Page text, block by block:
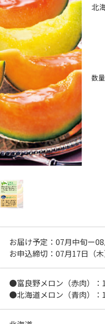
北
数量
お届け予定：07月中旬ー
お申込締切：07月17日（木
●富良野メロン（赤肉）
●北海道メロン（青肉）